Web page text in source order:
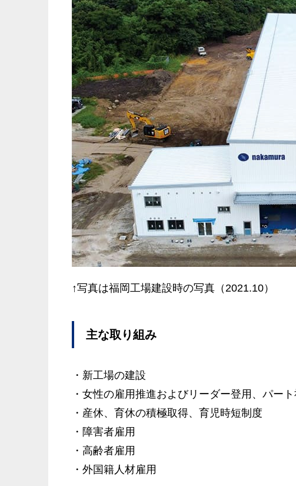
↑写真は福岡工場建設時の写真（2021.10）
主な取り組み
・新工場の建設
・女性の雇用推進およびリーダー登用、パー
・産休、育休の積極取得、育児時短制度
・障害者雇用
・高齢者雇用
・外国籍人材雇用